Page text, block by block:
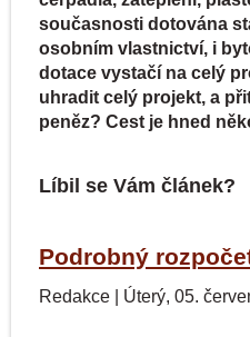
současnosti dotována
osobním vlastnictví, i
dotace vystačí na celý
uhradit celý projekt, a
peněz? Cest je hned
Líbil se Vám článek?
Podrobný
Redakce | Úterý, 05.